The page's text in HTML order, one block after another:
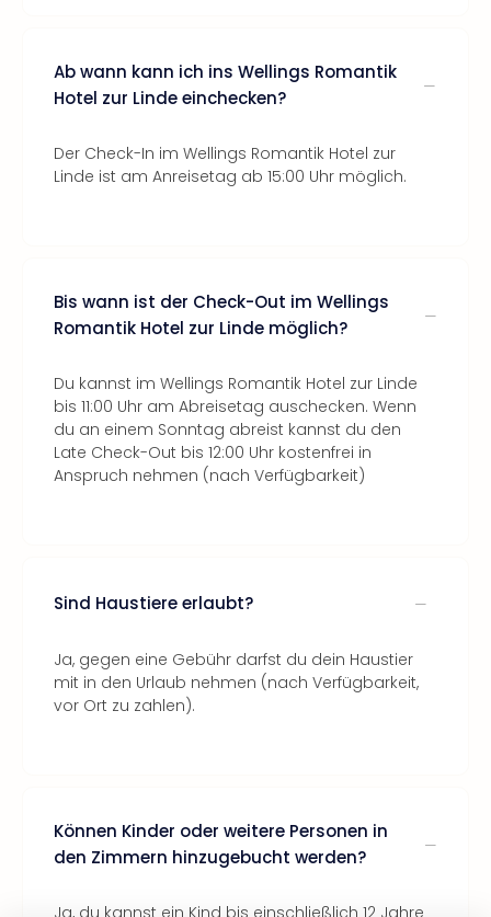
Ab wann kann ich ins Wellings Romantik
Hotel zur Linde einchecken?
Der Check-In im Wellings Romantik Hotel zur
Linde ist am Anreisetag ab 15:00 Uhr möglich.
Bis wann ist der Check-Out im Wellings
Romantik Hotel zur Linde möglich?
Du kannst im Wellings Romantik Hotel zur Linde
bis 11:00 Uhr am Abreisetag auschecken. Wenn
du an einem Sonntag abreist kannst du den
Late Check-Out bis 12:00 Uhr kostenfrei in
Anspruch nehmen (nach Verfügbarkeit)
Sind Haustiere erlaubt?
Ja, gegen eine Gebühr darfst du dein Haustier
mit in den Urlaub nehmen (nach Verfügbarkeit,
vor Ort zu zahlen).
Können Kinder oder weitere Personen in
den Zimmern hinzugebucht werden?
Ja, du kannst ein Kind bis einschließlich 12 Jahre